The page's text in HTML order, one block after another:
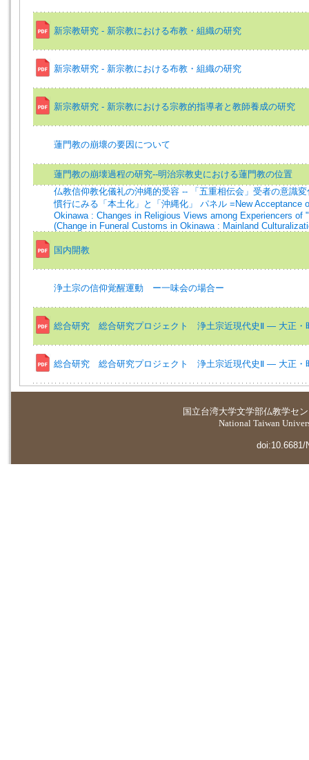
新宗教研究 - 新宗教における布教・組織の研究
新宗教研究 - 新宗教における布教・組織の研究
新宗教研究 - 新宗教における宗教的指導者と教師養成の研究
蓮門教の崩壞の要因について
蓮門教の崩壊過程の研究--明治宗教史における蓮門教の位置
仏教信仰教化儀礼の沖縄的受容 -- 「五重相伝会」受者の意識
慣行にみる「本土化」と「沖縄化」 パネル =New Acceptance
Okinawa : Changes in Religious Views among Experiencers of
(Change in Funeral Customs in Okinawa : Mainland
国内開教
浄土宗の信仰覚醒運動 ー一味会の場合ー
総合研究 総合研究プロジェクト 浄土宗近現代史Ⅱ — 大正
総合研究 総合研究プロジェクト 浄土宗近現代史Ⅱ — 大正
国立台湾大学文学部仏教学セ
National Taiwan
doi:10.6681/